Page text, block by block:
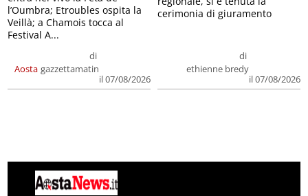
Aosta
di
gazzettamatin
il 07/08/2026
l’Oumbra; Etroubles ospita la
Veillà; a Chamois tocca al
Festival A...
di
ethienne bredy
il 07/08/2026
cerimonia di giuramento